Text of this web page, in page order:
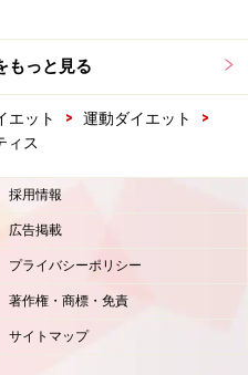
もっと見る
エット > 運動ダイエット
>
ィス
採用情報
広告掲載
プライバシーポリシー
著作権・商標・免責
サイトマップ